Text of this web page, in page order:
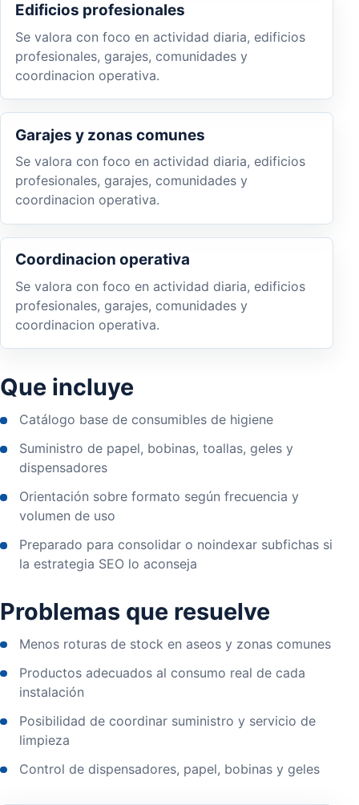
Edificios profesionales
Se valora con foco en actividad diaria, edificios
profesionales, garajes, comunidades y
coordinacion operativa.
Garajes y zonas comunes
Se valora con foco en actividad diaria, edificios
profesionales, garajes, comunidades y
coordinacion operativa.
Coordinacion operativa
Se valora con foco en actividad diaria, edificios
profesionales, garajes, comunidades y
coordinacion operativa.
Que incluye
Catálogo base de consumibles de higiene
Suministro de papel, bobinas, toallas, geles y
dispensadores
Orientación sobre formato según frecuencia y
volumen de uso
Preparado para consolidar o noindexar subfichas si
la estrategia SEO lo aconseja
Problemas que resuelve
Menos roturas de stock en aseos y zonas comunes
Productos adecuados al consumo real de cada
instalación
Posibilidad de coordinar suministro y servicio de
limpieza
Control de dispensadores, papel, bobinas y geles